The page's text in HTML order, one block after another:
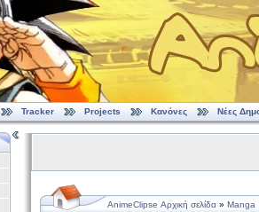
Tracker Projects Κανόνες Νέες
AnimeClipse Αρχική σελίδα » Manga